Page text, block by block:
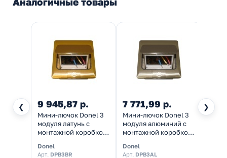
❮ ❯
9 945,87 р.
Мини-лючок Donel 3
модуля латунь с
монтажной коробкой
Donel
Арт. DPB3BR
7 771,99 р.
Мини-лючок Donel 3
модуля алюминий с
монтажной коробкой
Donel
Арт. DPB3AL